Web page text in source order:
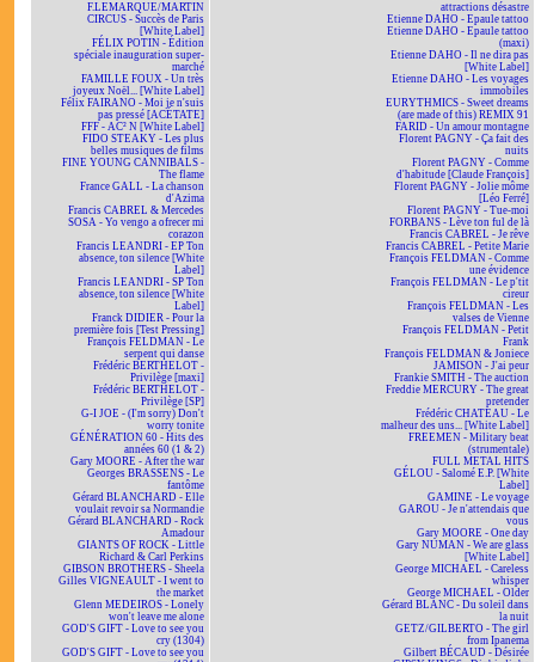
F.LEMARQUE/MARTIN
CIRCUS - Succès de Paris
[White Label]
FÉLIX POTIN - Édition
spéciale inauguration super-
marché
FAMILLE FOUX - Un très
joyeux Noël... [White Label]
Félix FAIRANO - Moi je n'suis
pas pressé [ACÉTATE]
FFF - AC² N [White Label]
FIDO STEAKY - Les plus
belles musiques de films
FINE YOUNG CANNIBALS -
The flame
France GALL - La chanson
d'Azima
Francis CABREL & Mercedes
SOSA - Yo vengo a ofrecer mi
corazon
Francis LEANDRI - EP Ton
absence, ton silence [White
Label]
Francis LEANDRI - SP Ton
absence, ton silence [White
Label]
Franck DIDIER - Pour la
première fois [Test Pressing]
François FELDMAN - Le
serpent qui danse
Frédéric BERTHELOT -
Privilège [maxi]
Frédéric BERTHELOT -
Privilège [SP]
G-I JOE - (I'm sorry) Don't
worry tonite
GÉNÉRATION 60 - Hits des
années 60 (1 & 2)
Gary MOORE - After the war
Georges BRASSENS - Le
fantôme
Gérard BLANCHARD - Elle
voulait revoir sa Normandie
Gérard BLANCHARD - Rock
Amadour
GIANTS OF ROCK - Little
Richard & Carl Perkins
GIBSON BROTHERS - Sheela
Gilles VIGNEAULT - I went to
the market
Glenn MEDEIROS - Lonely
won't leave me alone
GOD'S GIFT - Love to see you
cry (1304)
GOD'S GIFT - Love to see you
attractions désastre
Etienne DAHO - Epaule tattoo
Etienne DAHO - Epaule tattoo
(maxi)
Etienne DAHO - Il ne dira pas
[White Label]
Etienne DAHO - Les voyages
immobiles
EURYTHMICS - Sweet dreams
(are made of this) REMIX 91
FARID - Un amour montagne
Florent PAGNY - Ça fait des
nuits
Florent PAGNY - Comme
d'habitude [Claude François]
Florent PAGNY - Jolie môme
[Léo Ferré]
Florent PAGNY - Tue-moi
FORBANS - Lève ton ful de là
Francis CABREL - Je rêve
Francis CABREL - Petite Marie
François FELDMAN - Comme
une évidence
François FELDMAN - Le p'tit
cireur
François FELDMAN - Les
valses de Vienne
François FELDMAN - Petit
Frank
François FELDMAN & Joniece
JAMISON - J'ai peur
Frankie SMITH - The auction
Freddie MERCURY - The great
pretender
Frédéric CHATEAU - Le
malheur des uns... [White Label]
FREEMEN - Military beat
(strumentale)
FULL METAL HITS
GÉLOU - Salomé E.P. [White
Label]
GAMINE - Le voyage
GAROU - Je n'attendais que
vous
Gary MOORE - One day
Gary NUMAN - We are glass
[White Label]
George MICHAEL - Careless
whisper
George MICHAEL - Older
Gérard BLANC - Du soleil dans
la nuit
GETZ/GILBERTO - The girl
from Ipanema
Gilbert BÉCAUD - Désirée